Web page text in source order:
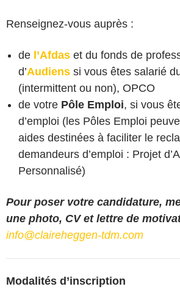
Renseignez-vous auprès :
de l’Afdas et du fonds de
d’Audiens si vous êtes salarié
(intermittent ou non), OPCO
de votre Pôle Emploi, si vous
d’emploi (les Pôles Emploi
aides destinées à faciliter le
demandeurs d’emploi : Projet
Personnalisé)
Pour poser votre candidature,
une photo, CV et lettre de
info@claireheggen-tdm.com
Modalités d’inscription